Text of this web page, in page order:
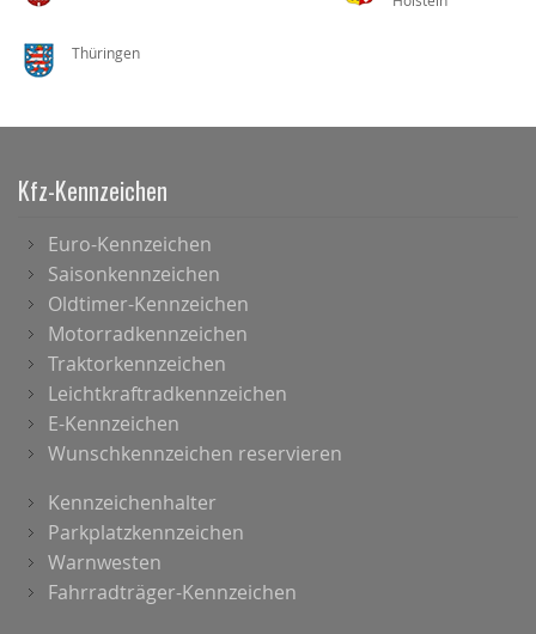
Thüringen
Kfz-Kennzeichen
Euro-Kennzeichen
Saisonkennzeichen
Oldtimer-Kennzeichen
Motorradkennzeichen
Traktorkennzeichen
Leichtkraftradkennzeichen
E-Kennzeichen
Wunschkennzeichen reservieren
Kennzeichenhalter
Parkplatzkennzeichen
Warnwesten
Fahrradträger-Kennzeichen